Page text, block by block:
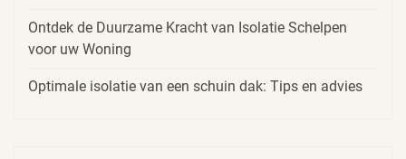
Ontdek de Duurzame Kracht van Isolatie Schelpen
voor uw Woning
Optimale isolatie van een schuin dak: Tips en advies